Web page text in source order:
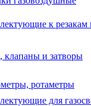
к резакам
клапаны и затворы
ротаметры
для